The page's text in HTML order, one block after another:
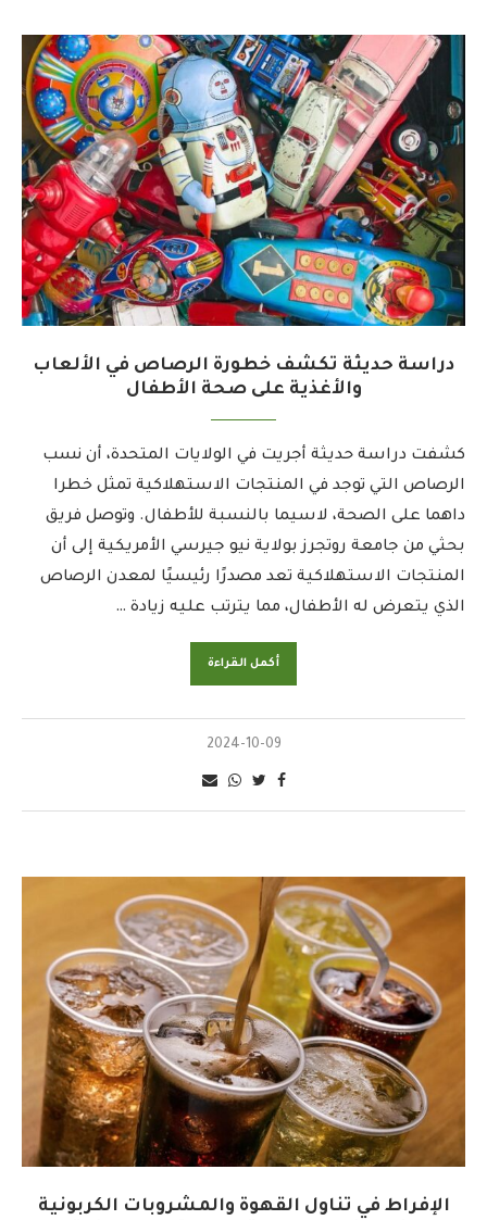
دراسة حديثة تكشف خطورة الرصاص في الألعاب
والأغذية على صحة الأطفال
كشفت دراسة حديثة أجريت في الولايات المتحدة، أن نسب
الرصاص التي توجد في المنتجات الاستهلاكية تمثل خطرا
داهما على الصحة، لاسيما بالنسبة للأطفال. وتوصل فريق
بحثي من جامعة روتجرز بولاية نيو جيرسي الأمريكية إلى أن
المنتجات الاستهلاكية تعد مصدرًا رئيسيًا لمعدن الرصاص
الذي يتعرض له الأطفال، مما يترتب عليه زيادة …
أكمل القراءة
2024-10-09
الإفراط في تناول القهوة والمشروبات الكربونية